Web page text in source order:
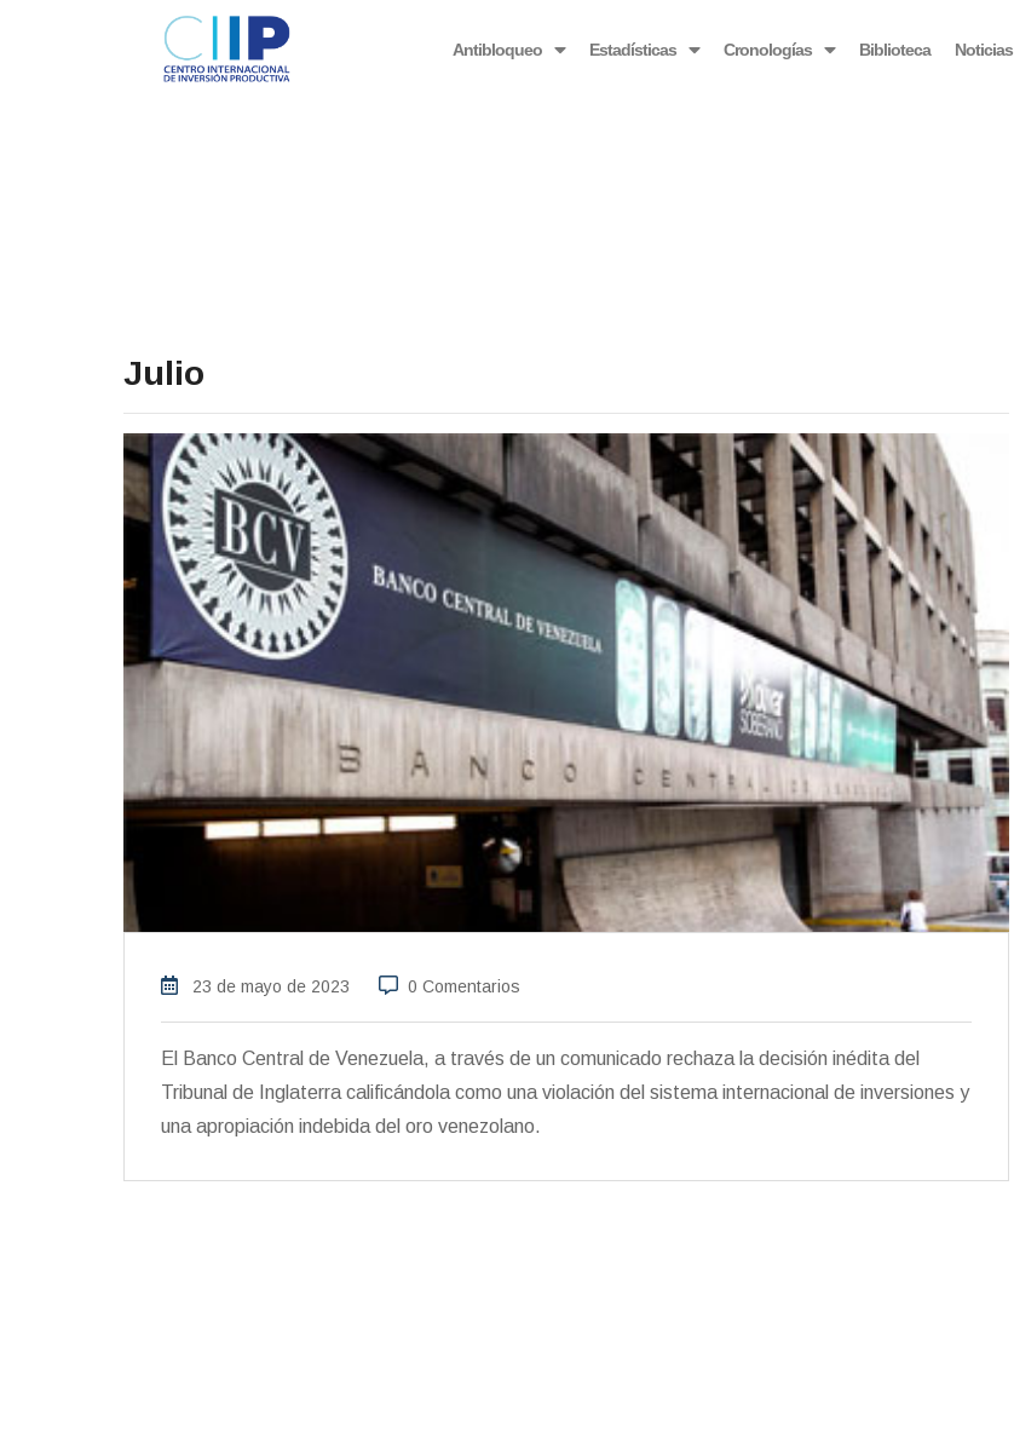
Antibloqueo Estadísticas Cronologías Biblioteca Noticias
Julio
23 de mayo de 2023 0 Comentarios
El Banco Central de Venezuela, a través de un comunicado rechaza la decisión inédita del
Tribunal de Inglaterra calificándola como una violación del sistema internacional de inversiones y
una apropiación indebida del oro venezolano.